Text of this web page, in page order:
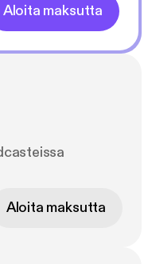
Aloita maksutta
Aloita maksutta